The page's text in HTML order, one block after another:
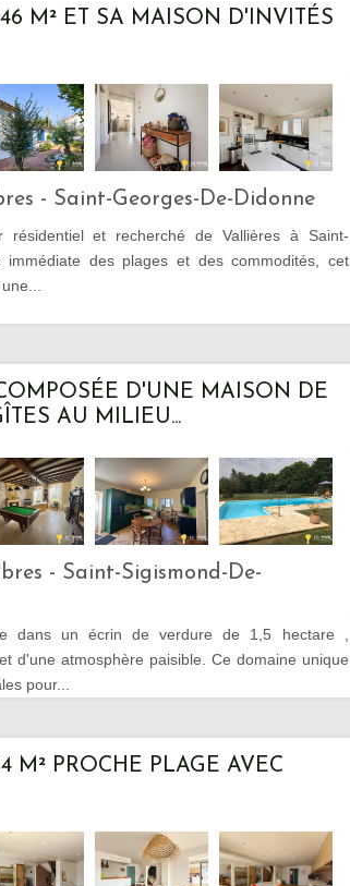
M² ET SA MAISON D'INVITÉS
- Saint-Georges-De-Didonne
et recherché de Vallières à Saint-
immédiate des plages et des commodités, cet
D'UNE MAISON DE
AU MILIEU...
- Saint-Sigismond-De-
dans un écrin de verdure de 1,5 hectare ,
d'une atmosphère paisible. Ce domaine unique
pour...
M² PROCHE PLAGE AVEC